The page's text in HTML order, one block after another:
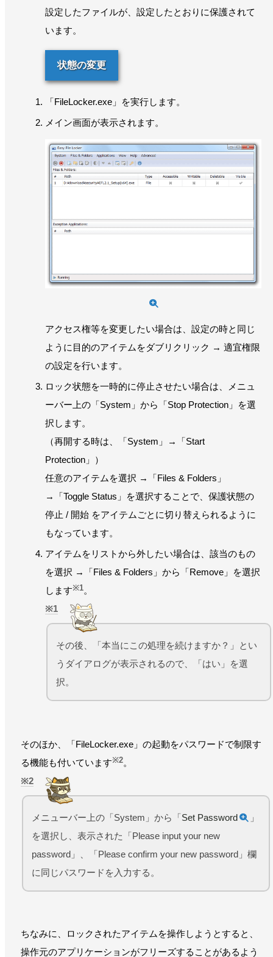
設定したファイルが、設定したとおりに保護されて
います。
状態の変更
「FileLocker.exe」を実行します。
メイン画面が表示されます。
アクセス権等を変更したい場合は、設定の時と同じ
ように目的のアイテムをダブリクリック → 適宜権限
の設定を行います。
ロック状態を一時的に停止させたい場合は、メニュ
ーバー上の「System」から「Stop Protection」を選
択します。
（再開する時は、「System」→「Start
Protection」）
任意のアイテムを選択 →「Files & Folders」
→「Toggle Status」を選択することで、保護状態の
停止 / 開始 をアイテムごとに切り替えられるように
もなっています。
アイテムをリストから外したい場合は、該当のもの
を選択 →「Files & Folders」から「Remove」を選択
します※1。
1
その後、「本当にこの処理を続けますか？」とい
うダイアログが表示されるので、「はい」を選
択。
そのほか、「FileLocker.exe」の起動をパスワードで制限す
る機能も付いています※2。
2
メニューバー上の「System」から「Set Password
」
を選択し、表示された「Please input your new
password」、「Please confirm your new password」欄
に同じパスワードを入力する。
ちなみに、ロックされたアイテムを操作しようとすると、
操作元のアプリケーションがフリーズすることがあるよう